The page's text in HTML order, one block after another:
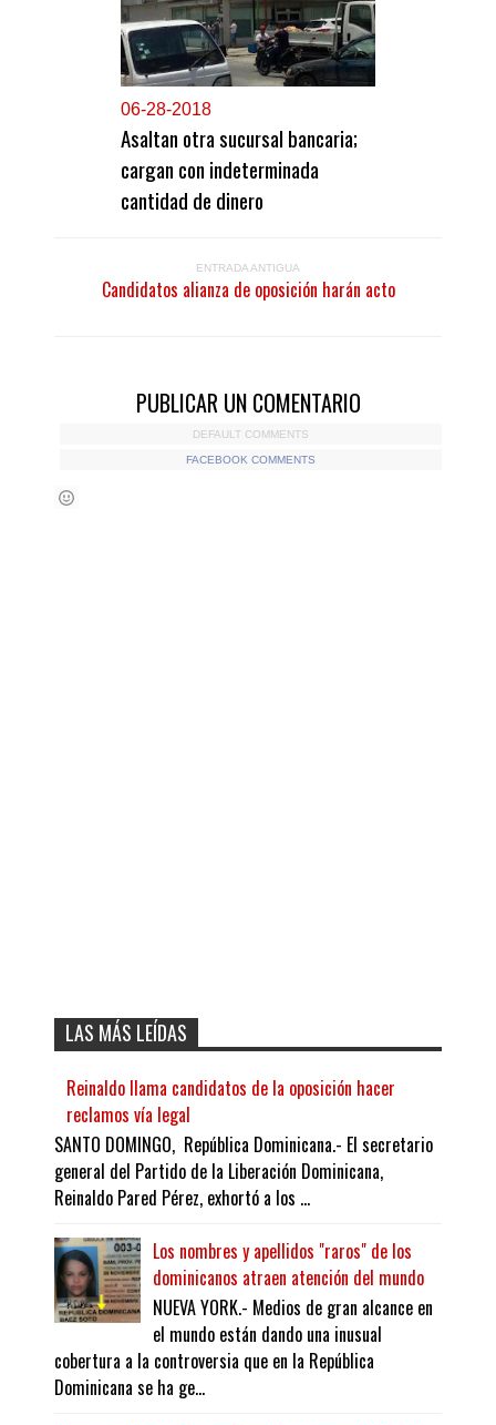
06-28-2018
Asaltan otra sucursal bancaria;
cargan con indeterminada
cantidad de dinero
ENTRADA ANTIGUA
Candidatos alianza de oposición harán acto
PUBLICAR UN COMENTARIO
DEFAULT COMMENTS
FACEBOOK COMMENTS
LAS MÁS LEÍDAS
Reinaldo llama candidatos de la oposición hacer
reclamos vía legal
SANTO DOMINGO, República Dominicana.- El secretario
general del Partido de la Liberación Dominicana,
Reinaldo Pared Pérez, exhortó a los ...
Los nombres y apellidos "raros" de los
dominicanos atraen atención del mundo
NUEVA YORK.- Medios de gran alcance en
el mundo están dando una inusual
cobertura a la controversia que en la República
Dominicana se ha ge...